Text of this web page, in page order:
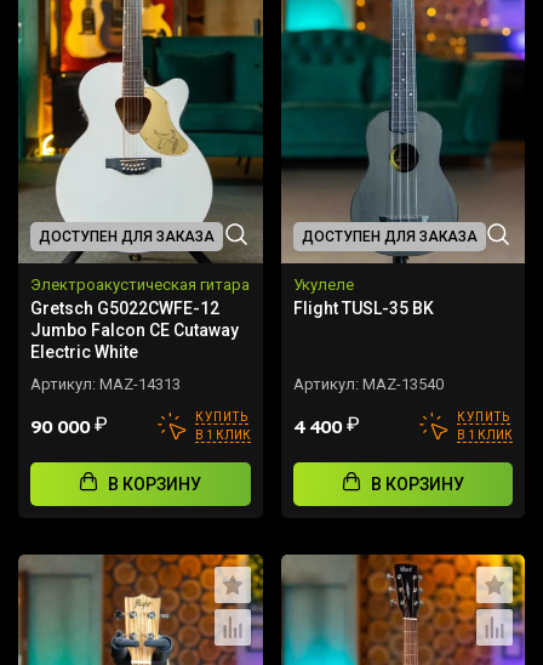
ДОСТУПЕН ДЛЯ ЗАКАЗА
Электроакустическая гитара
Gretsch G5022CWFE-12
Jumbo Falcon CE Cutaway
Electric White
Артикул: MAZ-14313
90 000₽
КУПИТЬ
В 1 КЛИК
В КОРЗИНУ
ДОСТУПЕН ДЛЯ ЗАКАЗА
Укулеле
Flight TUSL-35 BK
Артикул: MAZ-13540
4 400₽
КУПИТЬ
В 1 КЛИК
В КОРЗИНУ